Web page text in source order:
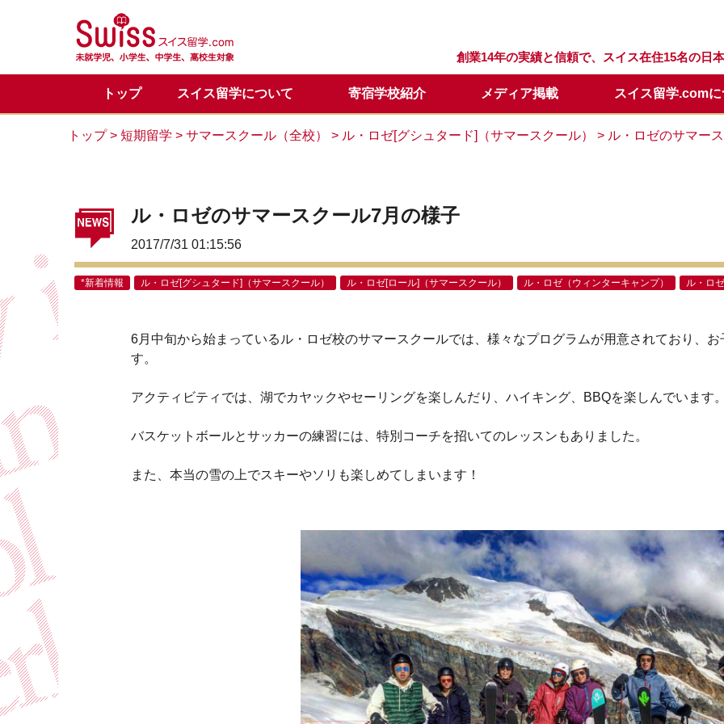
創業14年の実績と信頼で、スイス在住15名の日
トップ スイス留学について
スイス留学の魅力 目的別留学プログラム 留学の流れ
寄宿学校紹介
正規留学 サマースクール ウィンターキャンプ
メディア掲載
メディア掲載一覧
スイス留学.com
代表からのご挨拶 スイス留学.comが選ばれる理由 スタッフ紹介
正規留学Q&A サマースクールQ&A 留学開始時期について
お問い合わせ カウンセリング 日本での説明会・個別面談
トップ> 短期留学 > サマースクール（全校） > ル・ロゼ[グシュタード]（サマースクール） > ル・ロゼのサマー
ル・ロゼのサマースクール7月の様子
2017/7/31 01:15:56
*新着情報 ル・ロゼ[グシュタード]（サマースクール） ル・ロゼ[ロール]（サマースクール） ル・ロゼ（ウィンターキャンプ） ル・ロ
6月中旬から始まっているル・ロゼ校のサマースクールでは、様々なプログラムが用意されており、
す。
アクティビティでは、湖でカヤックやセーリングを楽しんだり、ハイキング、BBQを楽しんでいます
バスケットボールとサッカーの練習には、特別コーチを招いてのレッスンもありました。
また、本当の雪の上でスキーやソリも楽しめてしまいます！